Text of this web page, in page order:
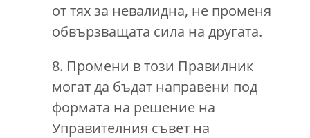
от тях за невалидна, не променя
обвързващата сила на другата.
8. Промени в този Правилник
могат да бъдат направени под
формата на решение на
Управителния съвет на